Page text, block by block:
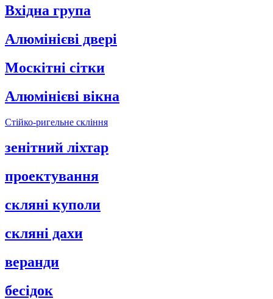
Вхідна група
Алюмінієві двері
Москітні сітки
Алюмінієві вікна
Стійко-ригельне скління
зенітний ліхтар
проектування
скляні куполи
скляні дахи
веранди
бесідок